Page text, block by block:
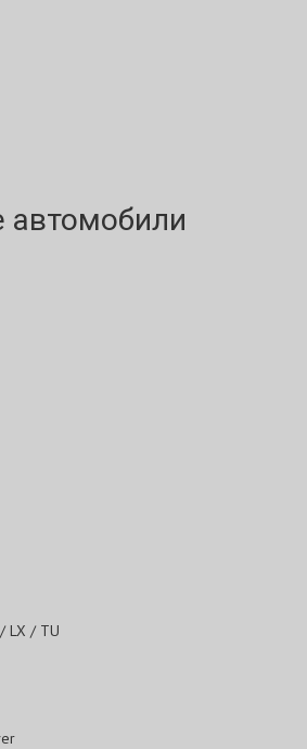
автомобили
LX / TU